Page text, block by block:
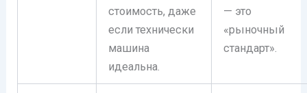
стоимость, даже
если технически
машина
идеальна.
— это
«рыночный
стандарт».